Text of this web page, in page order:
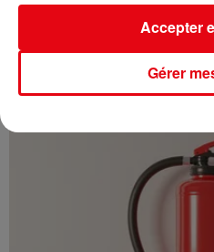
Cambriolages : une hausse de
juillet...
Gérer
Accepter